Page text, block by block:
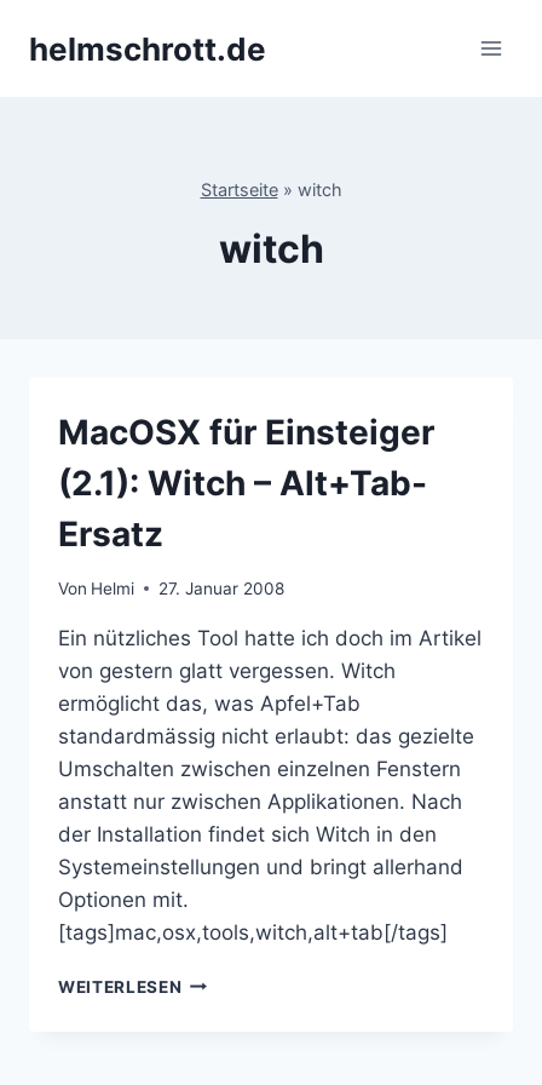
Inhalthelmschrott.de
Startseite» witch
witch
MacOSX für Einsteiger
(2.1): Witch – Alt+Tab-
Ersatz
Von Helmi 27. Januar 2008
Ein nützliches Tool hatte ich doch im Artikel
von gestern glatt vergessen. Witch
ermöglicht das, was Apfel+Tab
standardmässig nicht erlaubt: das gezielte
Umschalten zwischen einzelnen Fenstern
anstatt nur zwischen Applikationen. Nach
der Installation findet sich Witch in den
Systemeinstellungen und bringt allerhand
Optionen mit.
[tags]mac,osx,tools,witch,alt+tab[/tags]
WEITERLESEN MACOSX